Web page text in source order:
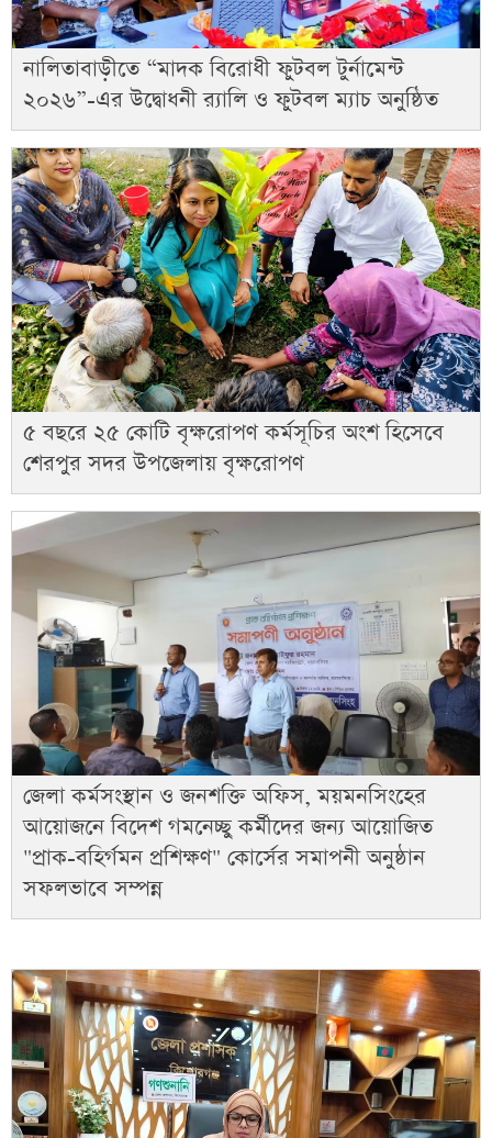
নালিতাবাড়ীতে “মাদক বিরোধী ফুটবল টুর্নামেন্ট
২০২৬”-এর উদ্বোধনী র‌্যালি ও ফুটবল ম্যাচ অনুষ্ঠিত
৫ বছরে ২৫ কোটি বৃক্ষরোপণ কর্মসূচির অংশ হিসেবে
শেরপুর সদর উপজেলায় বৃক্ষরোপণ
জেলা কর্মসংস্থান ও জনশক্তি অফিস, ময়মনসিংহের
আয়োজনে বিদেশ গমনেচ্ছু কর্মীদের জন্য আয়োজিত
"প্রাক-বহির্গমন প্রশিক্ষণ" কোর্সের সমাপনী অনুষ্ঠান
সফলভাবে সম্পন্ন